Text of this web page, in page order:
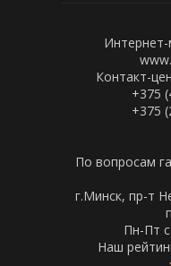
Интернет-
Контакт-
+375
+375
По вопросам
г.Минск, пр-т
Пн-Пт
Наш